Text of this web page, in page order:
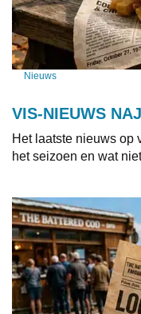
Nieuws
VIS-NIEUWS
Het laatste nieuws op
het seizoen en wat